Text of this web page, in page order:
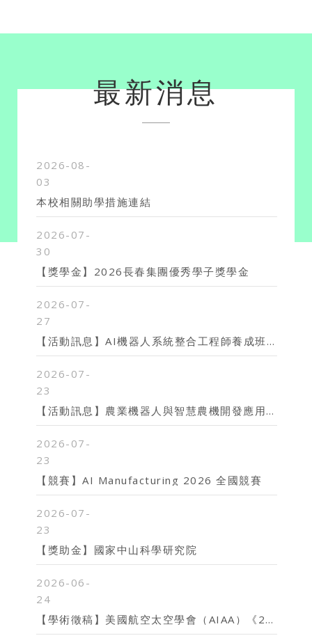
最新消息
2026-08-
03
本校相關助學措施連結
2026-07-
30
【獎學金】2026長春集團優秀學子獎學金
2026-07-
27
【活動訊息】AI機器人系統整合工程師養成班(臺中班)
2026-07-
23
【活動訊息】農業機器人與智慧農機開發應用實務培訓工作坊
2026-07-
23
【競賽】AI Manufacturing 2026 全國競賽
2026-07-
23
【獎助金】國家中山科學研究院
2026-06-
24
【學術徵稿】美國航空太空學會（AIAA）《2026年第七區學生會議》學術徵稿